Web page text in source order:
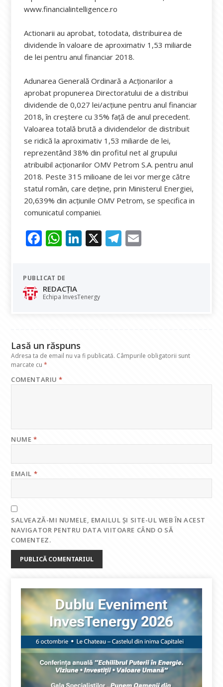
www.financialintelligence.ro
Actionarii au aprobat, totodata, distribuirea de
dividende în valoare de aproximativ 1,53 miliarde
de lei pentru anul financiar 2018.
Adunarea Generală Ordinară a Acționarilor a
aprobat propunerea Directoratului de a distribui
dividende de 0,027 lei/acțiune pentru anul financiar
2018, în creștere cu 35% față de anul precedent.
Valoarea totală brută a dividendelor de distribuit
se ridică la aproximativ 1,53 miliarde de lei,
reprezentând 38% din profitul net al grupului
atribuibil acționarilor OMV Petrom S.A. pentru anul
2018. Peste 315 milioane de lei vor merge către
statul român, care deține, prin Ministerul Energiei,
20,639% din acțiunile OMV Petrom, se specifica in
comunicatul companiei.
F
e
b
o
W
at
s
A
Li
dI
X T
PUBLICAT DE
REDACȚIA
Echipa InvesTenergy
Lasă un răspuns
Adresa ta de email nu va fi publicată. Câmpurile obligatorii sunt
marcate cu*
COMENTARIU*
NUME*
EMAIL *
SALVEAZĂ-MI NUMELE, EMAILUL ȘI SITE-UL WEB ÎN ACEST
NAVIGATOR PENTRU DATA VIITOARE CÂND O SĂ
COMENTEZ.